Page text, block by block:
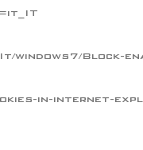
windows7/Block-
in-internet-